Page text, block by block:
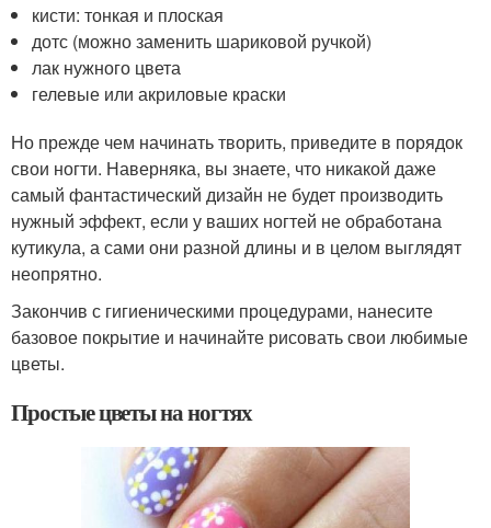
кисти: тонкая и плоская
дотс (можно заменить шариковой ручкой)
лак нужного цвета
гелевые или акриловые краски
Но прежде чем начинать творить, приведите в порядок
свои ногти. Наверняка, вы знаете, что никакой даже
самый фантастический дизайн не будет производить
нужный эффект, если у ваших ногтей не обработана
кутикула, а сами они разной длины и в целом выглядят
неопрятно.
Закончив с гигиеническими процедурами, нанесите
базовое покрытие и начинайте рисовать свои любимые
цветы.
Простые цветы на ногтях